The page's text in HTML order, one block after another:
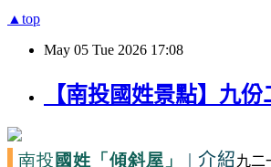
▲top
May 05 Tue 2026 17:08
【南投國姓景點】九
南投國姓 「傾斜屋」 | 介紹九二